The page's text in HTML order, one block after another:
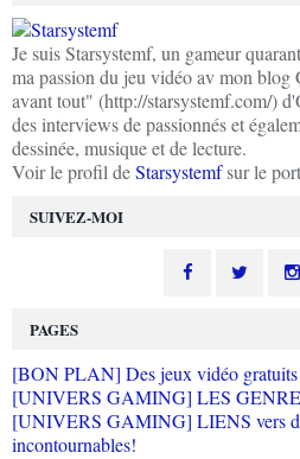
SUIVEZ-MOI
Je suis Starsystemf, un gameur
ma passion du jeu vidéo av mon
avant tout" (http://starsystemf.com/)
des interviews de passionnés et
dessinée, musique et de lecture.
Voir le profil deStarsystemfsur le
PAGES
[BON PLAN] Des jeux vidéo gratuits
[UNIVERS GAMING] LES
[UNIVERS GAMING] LIENS vers
incontournables!